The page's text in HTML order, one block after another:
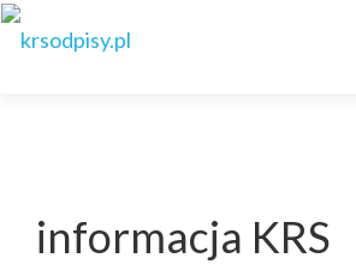
informacja KRS